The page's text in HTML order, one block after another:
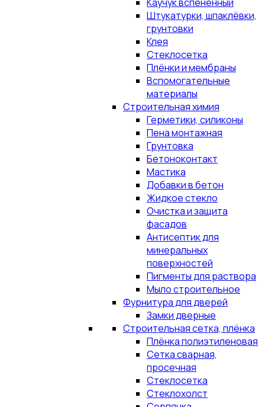
Штукатурки, шпаклёвки,
грунтовки
Клея
Стеклосетка
Плёнки и мембраны
Вспомогательные
материалы
Строительная химия
Герметики, силиконы
Пена монтажная
Грунтовка
Бетоноконтакт
Мастика
Добавки в бетон
Жидкое стекло
Очистка и защита
фасадов
Антисептик для
минеральных
поверхностей
Пигменты для раствора
Мыло строительное
Фурнитура для дверей
Замки дверные
Строительная сетка, плёнка
Плёнка полиэтиленовая
Сетка сварная,
просечная
Стеклосетка
Стеклохолст